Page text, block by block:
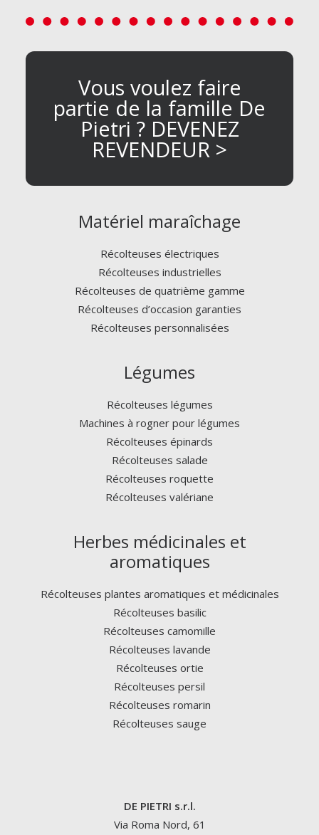
Vous voulez faire
partie de la famille De
Pietri ? DEVENEZ
REVENDEUR >
Matériel maraîchage
Récolteuses électriques
Récolteuses industrielles
Récolteuses de quatrième gamme
Récolteuses d’occasion garanties
Récolteuses personnalisées
Légumes
Récolteuses légumes
Machines à rogner pour légumes
Récolteuses épinards
Récolteuses salade
Récolteuses roquette
Récolteuses valériane
Herbes médicinales et
aromatiques
Récolteuses plantes aromatiques et médicinales
Récolteuses basilic
Récolteuses camomille
Récolteuses lavande
Récolteuses ortie
Récolteuses persil
Récolteuses romarin
Récolteuses sauge
DE PIETRI s.r.l.
Via Roma Nord, 61